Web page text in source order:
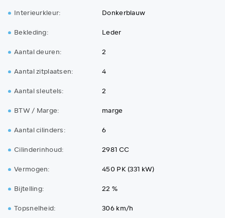
Interieurkleur:
Donkerblauw
Bekleding:
Leder
Aantal deuren:
2
Aantal zitplaatsen:
4
Aantal sleutels:
2
BTW / Marge:
marge
Aantal cilinders:
6
Cilinderinhoud:
2981 CC
Vermogen:
450 PK (331 kW)
Bijtelling:
22 %
Topsnelheid:
306 km/h